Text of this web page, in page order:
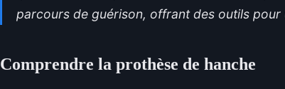
parcours de guérison, offrant des outils pour
Comprendre la prothèse de hanche